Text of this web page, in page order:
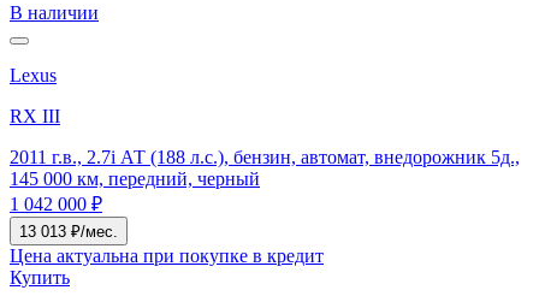
В наличии
Lexus
RX III
2011 г.в., 2.7i АТ (188 л.с.), бензин, автомат, внедорожник 5д.,
145 000 км, передний, черный
1 042 000 ₽
13 013 ₽/мес.
Цена актуальна при покупке в кредит
Купить